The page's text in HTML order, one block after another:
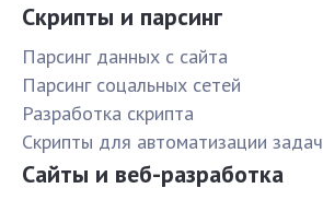
Скрипты и парсинг
Парсинг данных с сайта
Парсинг соцальных сетей
Разработка скрипта
Скрипты для автоматизации задач
Сайты и веб-разработка